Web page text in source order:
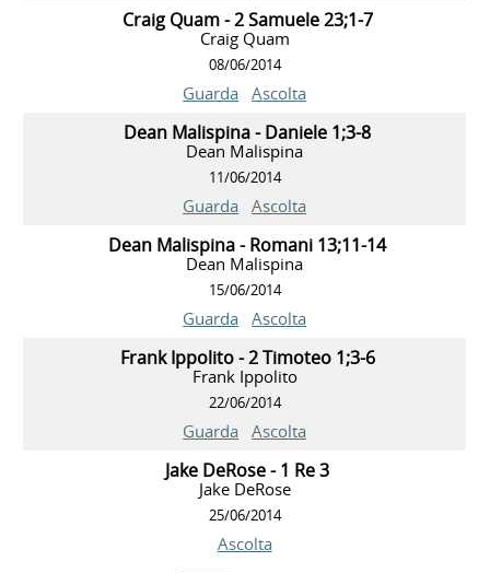
Craig Quam - 2 Samuele 23;1-7
Craig Quam
08/06/2014
Guarda Ascolta
Dean Malispina - Daniele 1;3-8
Dean Malispina
11/06/2014
Guarda Ascolta
Dean Malispina - Romani 13;11-14
Dean Malispina
15/06/2014
Guarda Ascolta
Frank Ippolito - 2 Timoteo 1;3-6
Frank Ippolito
22/06/2014
Guarda Ascolta
Jake DeRose - 1 Re 3
Jake DeRose
25/06/2014
Ascolta